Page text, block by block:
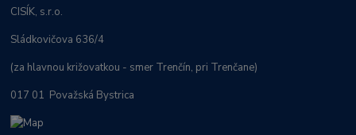
CISÍK, s.r.o.
Sládkovičova 636/4
(za hlavnou križovatkou - smer Trenčín, pri Trenčane)
017 01 Považská Bystrica